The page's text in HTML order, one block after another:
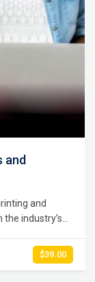
and
and
industry’s
it to
not only five
$39.00